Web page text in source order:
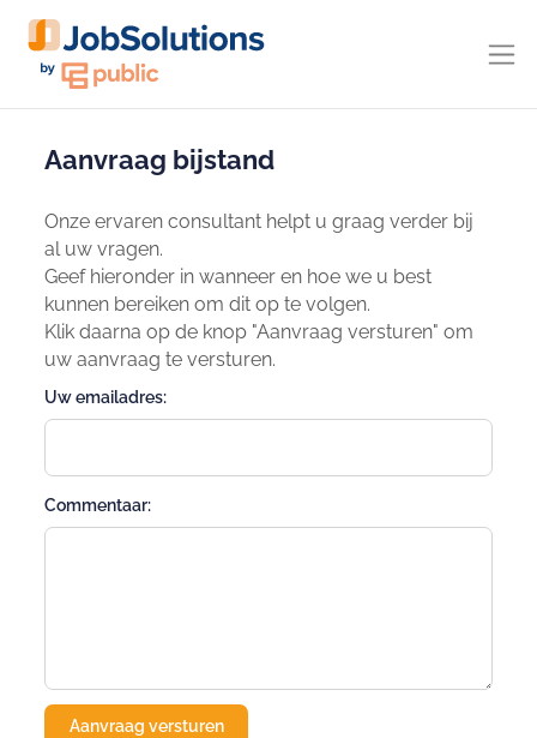
Aanvraag bijstand
Onze ervaren consultant helpt u graag verder bij
al uw vragen.
Geef hieronder in wanneer en hoe we u best
kunnen bereiken om dit op te volgen.
Klik daarna op de knop "Aanvraag versturen" om
uw aanvraag te versturen.
Uw emailadres:
Commentaar: